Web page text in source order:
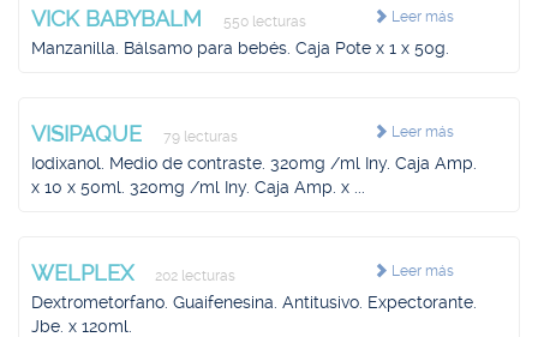
Leer más
VICK BABYBALM 550 lecturas
Manzanilla. Bálsamo para bebés. Caja Pote x 1 x 50g.
Leer más
VISIPAQUE 79 lecturas
Iodixanol. Medio de contraste. 320mg /ml Iny. Caja Amp.
x 10 x 50ml. 320mg /ml Iny. Caja Amp. x ...
Leer más
WELPLEX 202 lecturas
Dextrometorfano. Guaifenesina. Antitusivo. Expectorante.
Jbe. x 120ml.